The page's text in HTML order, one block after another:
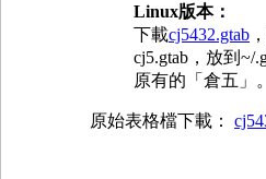
Linux版本：
下載cj5432.gtab
cj5.gtab，放到~/
原有的「倉五」。
原始表格檔下載：